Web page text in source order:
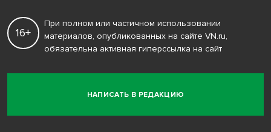
НАПИСАТЬ В РЕДАКЦИЮ
16+
При полном или частичном использовании
материалов, опубликованных на сайте VN.ru,
обязательна активная гиперссылка на сайт